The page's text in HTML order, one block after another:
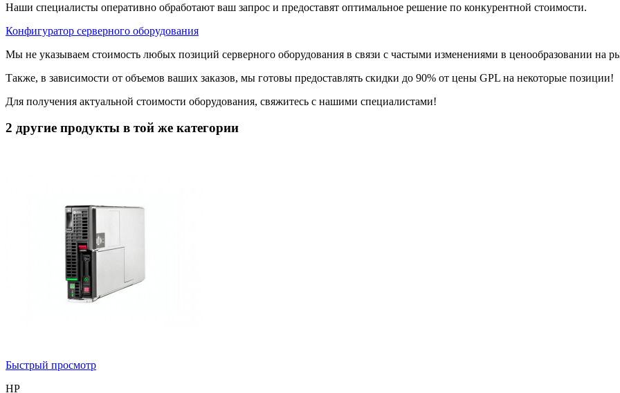
Наши специалисты оперативно обработают ваш запрос и предоставят оптимальное решение по конкурентной стоимости.
Конфигуратор серверного оборудования
Мы не указываем стоимость любых позиций серверного оборудования в связи с частыми изменениями в ценообразовании на
Также, в зависимости от объемов ваших заказов, мы готовы предоставлять скидки до 90% от цены GPL на некоторые позиции!
Для получения актуальной стоимости оборудования, свяжитесь с нашими специалистами!
2 другие продукты в той же категории
Быстрый просмотр
HP